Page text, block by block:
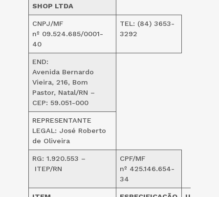
SHOP LTDA
CNPJ/MF
nº 09.524.685/0001-
40
TEL: (84) 3653-
3292
END:
Avenida Bernardo
Vieira, 216, Bom
Pastor, Natal/RN –
CEP: 59.051-000
REPRESENTANTE
LEGAL: José Roberto
de Oliveira
RG: 1.920.553 –
ITEP/RN
CPF/MF
nº 425.146.654-
34